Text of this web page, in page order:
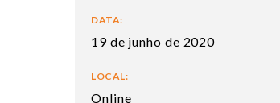
DATA:
19 de junho de 2020
LOCAL:
Online